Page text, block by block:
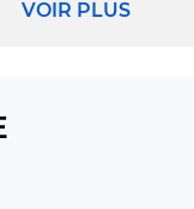
VOIR PLUS